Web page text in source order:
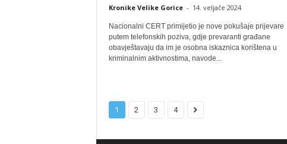
Kronike Velike Gorice - 14. veljače 2024
Nacionalni CERT primijetio je nove pokušaje prijevare
putem telefonskih poziva, gdje prevaranti građane
obavještavaju da im je osobna iskaznica korištena u
kriminalnim aktivnostima, navode...
1 2 3 4